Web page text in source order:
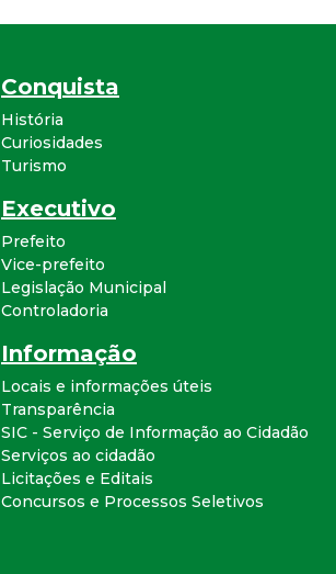
Conquista
História
Curiosidades
Turismo
Executivo
Prefeito
Vice-prefeito
Legislação Municipal
Controladoria
Informação
Locais e informações úteis
Transparência
SIC - Serviço de Informação ao Cidadão
Serviços ao cidadão
Licitações e Editais
Concursos e Processos Seletivos